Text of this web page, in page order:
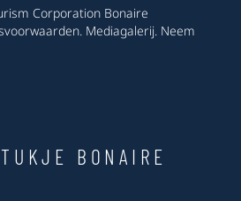
Corporation Bonaire
. Mediagalerij. Neem
BONAIRE